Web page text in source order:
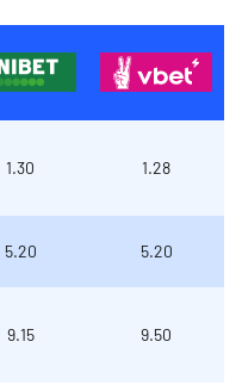
1.30 1.28
5.20 5.20
9.15 9.50